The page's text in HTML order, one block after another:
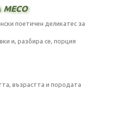
месо
поетичен деликатес за
и, разбира се, порция
възрастта и породата